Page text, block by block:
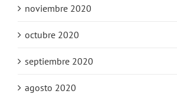
noviembre 2020
octubre 2020
septiembre 2020
agosto 2020